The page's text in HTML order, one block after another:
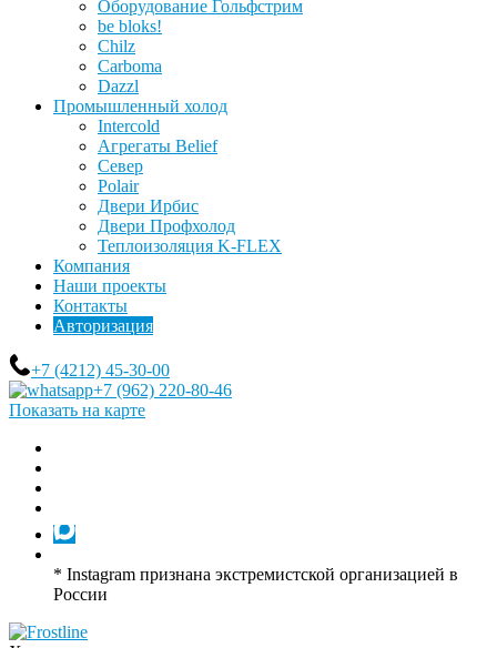
Оборудование Гольфстрим
be bloks!
Chilz
Carboma
Dazzl
Промышленный холод
Intercold
Агрегаты Belief
Север
Polair
Двери Ирбис
Двери Профхолод
Теплоизоляция K-FLEX
Компания
Наши проекты
Контакты
Авторизация
+7 (4212) 45-30-00
+7 (962) 220-80-46
Показать на карте
* Instagram признана экстремистской организацией в
России